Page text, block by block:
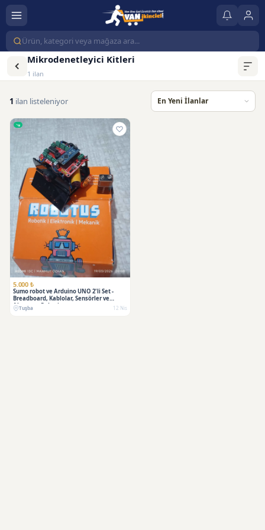
Mikrodenetleyici Kitleri
1 ilan
1 ilan listeleniyor
5.000 ₺
Sumo robot ve Arduino UNO 2'li Set -
Breadboard, Kablolar, Sensörler ve
Aksesuar Paketi
Tuşba 12 Nis